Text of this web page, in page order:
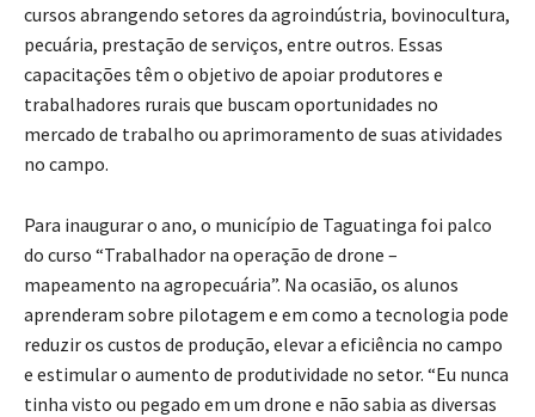
cursos abrangendo setores da agroindústria, bovinocultura,
pecuária, prestação de serviços, entre outros. Essas
capacitações têm o objetivo de apoiar produtores e
trabalhadores rurais que buscam oportunidades no
mercado de trabalho ou aprimoramento de suas atividades
no campo.
Para inaugurar o ano, o município de Taguatinga foi palco
do curso “Trabalhador na operação de drone –
mapeamento na agropecuária”. Na ocasião, os alunos
aprenderam sobre pilotagem e em como a tecnologia pode
reduzir os custos de produção, elevar a eficiência no campo
e estimular o aumento de produtividade no setor. “Eu nunca
tinha visto ou pegado em um drone e não sabia as diversas